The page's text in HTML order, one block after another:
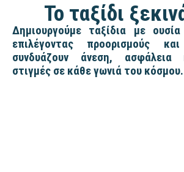
Το ταξίδι
Δημιουργούμε ταξίδια με
επιλέγοντας προορισμούς
συνδυάζουν άνεση, ασφάλεια
στιγμές σε κάθε γωνιά του κόσμου.